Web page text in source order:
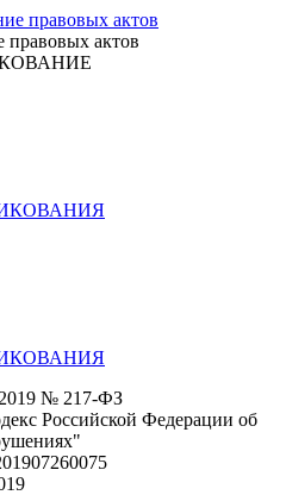
правовых актов
№ 217-ФЗ
Российской Федерации об